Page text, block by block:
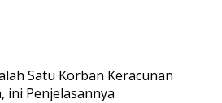
Satu Korban Keracunan
ini Penjelasannya